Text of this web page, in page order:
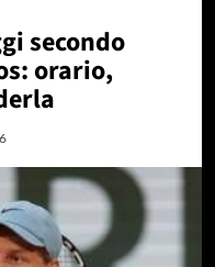
secondo
orario,